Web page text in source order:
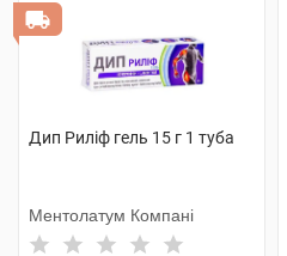
Дип Риліф гель 15 г 1 туба
Ментолатум Компані